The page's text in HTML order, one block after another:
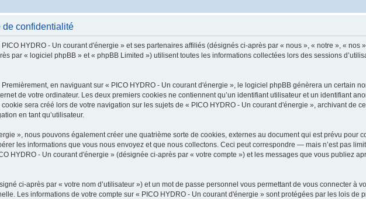
de confidentialité
HYDRO - Un courant d'énergie » et ses partenaires affiliés (désignés ci-après par « nous », « notre », « nos
par « logiciel phpBB » et « phpBB Limited ») utilisent toutes les informations collectées lors des sessions
en naviguant sur « PICO HYDRO - Un courant d'énergie », le logiciel phpBB génèrera un certain
de votre ordinateur. Les deux premiers cookies ne contiennent qu’un identifiant utilisateur et un identifiant
sera créé lors de votre navigation sur les sujets de « PICO HYDRO - Un courant d'énergie », archivant de
en tant qu’utilisateur.
», nous pouvons également créer une quatrième sorte de cookies, externes au document qui est prévu pour
les informations que vous nous envoyez et que nous collectons. Ceci peut correspondre — mais n’est pas
HYDRO - Un courant d'énergie » (désignée ci-après par « votre compte ») et les messages que vous publiez
ci-après par « votre nom d’utilisateur ») et un mot de passe personnel vous permettant de vous connecter à
Les informations de votre compte sur « PICO HYDRO - Un courant d'énergie » sont protégées par les lois de